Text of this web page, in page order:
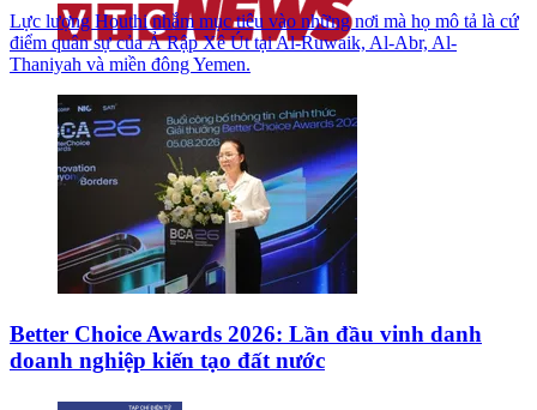
Lực lượng Houthi nhắm mục tiêu vào những nơi mà họ mô tả là cứ
điểm quân sự của Ả Rập Xê Út tại Al-Ruwaik, Al-Abr, Al-
Thaniyah và miền đông Yemen.
Better Choice Awards 2026: Lần đầu vinh danh
doanh nghiệp kiến tạo đất nước